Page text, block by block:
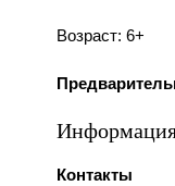
Возраст: 6+
Контакты